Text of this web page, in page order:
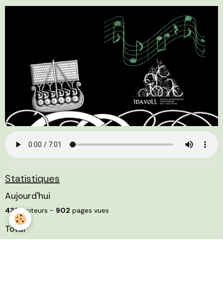
Statistiques
Aujourd'hui
433visiteurs - 902 pages vues
Total